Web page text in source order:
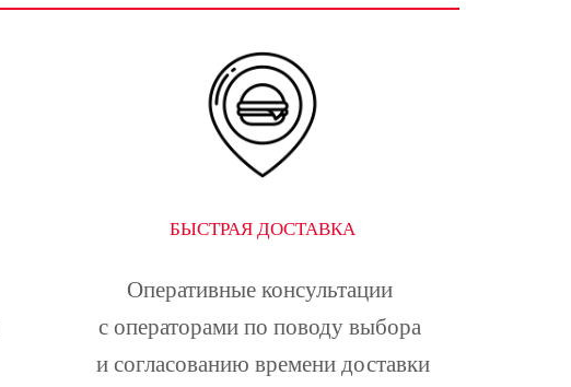
БЫСТРАЯ ДОСТАВКА
Оперативные консультации
с операторами по поводу выбора
и согласованию времени доставки